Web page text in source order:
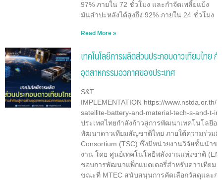
97% ภายใน 72 ชั่วโมง และกำจัดเพลี้ยแป้ง
มันสำปะหลังได้สูงถึง 92% ภายใน 24 ชั่วโมง
Read More »
เทคโนโลยีการผลิตส่วนประกอบดาวเทียมไทย
อุตสาหกรรมอวกาศของประเทศ
S&T
IMPLEMENTATION https://www.nstda.or.th/
satellite-battery-and-material-tech-s-and-t-
ประเทศไทยกำลังก้าวสู่การพัฒนาเทคโนโลยีอ
พัฒนาดาวเทียมสัญชาติไทย ภายใต้ความร่วมมื
Consortium (TSC) ซึ่งมีหน่วยงานวิจัยชั้นนำข
งาน โดย ศูนย์เทคโนโลยีพลังงานแห่งชาติ
ชอบการพัฒนาแพ็กแบตเตอรี่สำหรับดาวเทียม
ขณะที่ MTEC สนับสนุนการคัดเลือกวัสดุและก